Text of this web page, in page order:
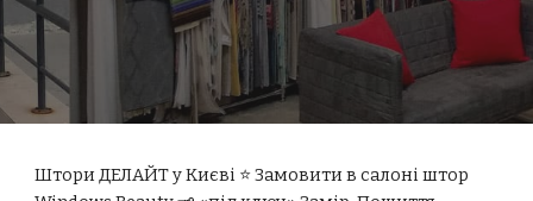
Штори ДЕЛАЙТ у Києві ⭐ Замовити в салоні штор